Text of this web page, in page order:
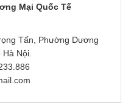
Mại Quốc Tế
Tấn, Phường Dương
Hà Nội.